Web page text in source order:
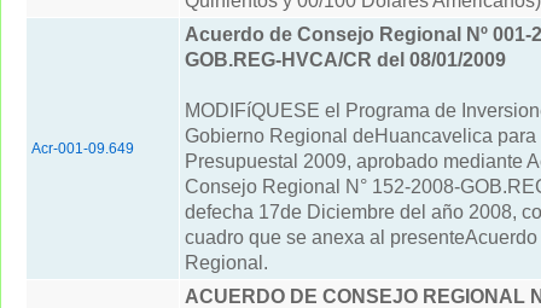
Acr-001-09.649
Acuerdo de Consejo Regional Nº 001-
GOB.REG-HVCA/CR del 08/01/2009
MODIFíQUESE el Programa de
Gobierno Regional deHuancavelica
Presupuestal 2009, aprobado mediante
Consejo Regional N° 152-2008-
defecha 17de Diciembre del año 2008,
cuadro que se anexa al
Regional.
ACUERDO DE CONSEJO REGIONAL